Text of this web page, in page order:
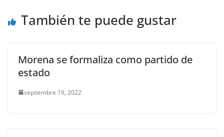
o p er
También te puede gustar
Morena se formaliza como partido de
estado
septiembre 19, 2022